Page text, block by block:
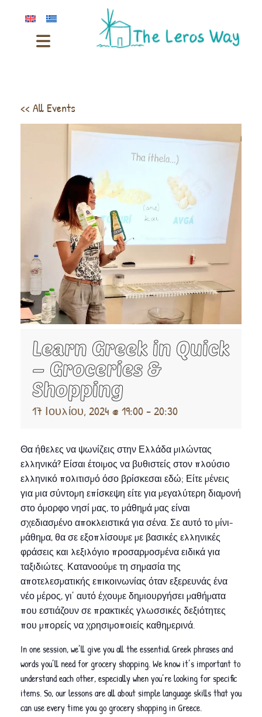
<< All Events
Learn Greek in Quick
– Groceries &
Shopping
17 Ιουλίου, 2024 @ 19:00-20:30
Θα ήθελες να ψωνίζεις στην Ελλάδα μιλώντας
ελληνικά? Είσαι έτοιμος να βυθιστείς στον πλούσιο
ελληνικό πολιτισμό όσο βρίσκεσαι εδώ; Είτε μένεις
για μια σύντομη επίσκεψη είτε για μεγαλύτερη διαμονή
στο όμορφο νησί μας, το μάθημά μας είναι
σχεδιασμένο αποκλειστικά για σένα. Σε αυτό το μίνι-
μάθημα, θα σε εξοπλίσουμε με βασικές ελληνικές
φράσεις και λεξιλόγιο προσαρμοσμένα ειδικά για
ταξιδιώτες. Κατανοούμε τη σημασία της
αποτελεσματικής επικοινωνίας όταν εξερευνάς ένα
νέο μέρος, γι’ αυτό έχουμε δημιουργήσει μαθήματα
που εστιάζουν σε πρακτικές γλωσσικές δεξιότητες
που μπορείς να χρησιμοποιείς καθημερινά.
In one session, we’ll give you all the essential Greek phrases and
words you’ll need for grocery shopping. We know it’s important to
understand each other, especially when you’re looking for specific
items. So, our lessons are all about simple language skills that you
can use every time you go grocery shopping in Greece.